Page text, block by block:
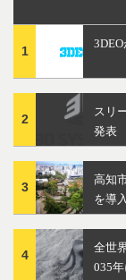
1
2
スリ
発表
3
高知
を導入
4
全世
035